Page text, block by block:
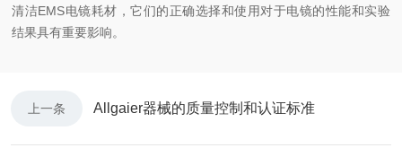
清洁EMS电镜耗材，它们的正确选择和使用对于电镜的性能和实验
结果具有重要影响。
上一条 Allgaier器械的质量控制和认证标准